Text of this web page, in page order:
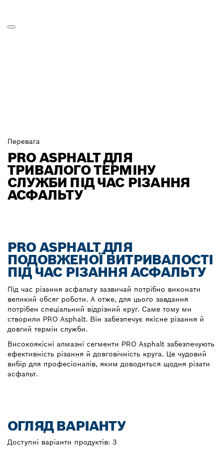
Перевага
PRO ASPHALT ДЛЯ
ТРИВАЛОГО ТЕРМІНУ
СЛУЖБИ ПІД ЧАС РІЗАННЯ
АСФАЛЬТУ
PRO ASPHALT ДЛЯ
ПОДОВЖЕНОЇ ВИТРИВАЛОСТІ
ПІД ЧАС РІЗАННЯ АСФАЛЬТУ
Під час різання асфальту зазвичай потрібно виконати
великий обсяг роботи. А отже, для цього завдання
потрібен спеціальний відрізний круг. Саме тому ми
створили PRO Asphalt. Він забезпечує якісне різання й
довгий термін служби.
Високоякісні алмазні сегменти PRO Asphalt забезпечують
ефективність різання й довговічність круга. Це чудовий
вибір для професіоналів, яким доводиться щодня різати
асфальт.
ОГЛЯД ВАРІАНТУ
Доступні варіанти продуктів: 3